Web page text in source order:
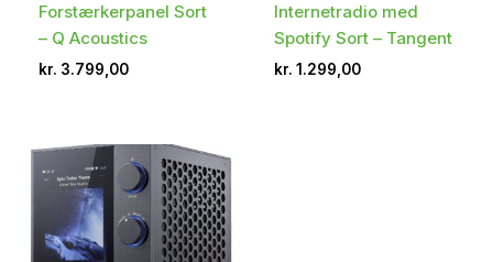
Forstærkerpanel Sort
– Q Acoustics
kr. 3.799,00
Internetradio med
Spotify Sort – Tangent
kr. 1.299,00